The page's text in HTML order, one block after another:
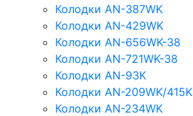
Колодки AN-387WK
Колодки AN-429WK
Колодки AN-656WK-38
Колодки AN-721WK-38
Колодки AN-93K
Колодки AN-209WK/415K
Колодки AN-234WK